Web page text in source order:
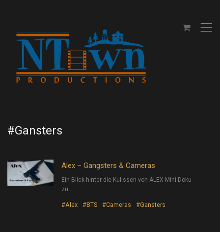
,
#Gansters
Alex – Gangsters & Cameras
Ein Blick hinter die Kulissen von ALEX Mini Doku
zu…
#Alex #BTS #Cameras #Gansters